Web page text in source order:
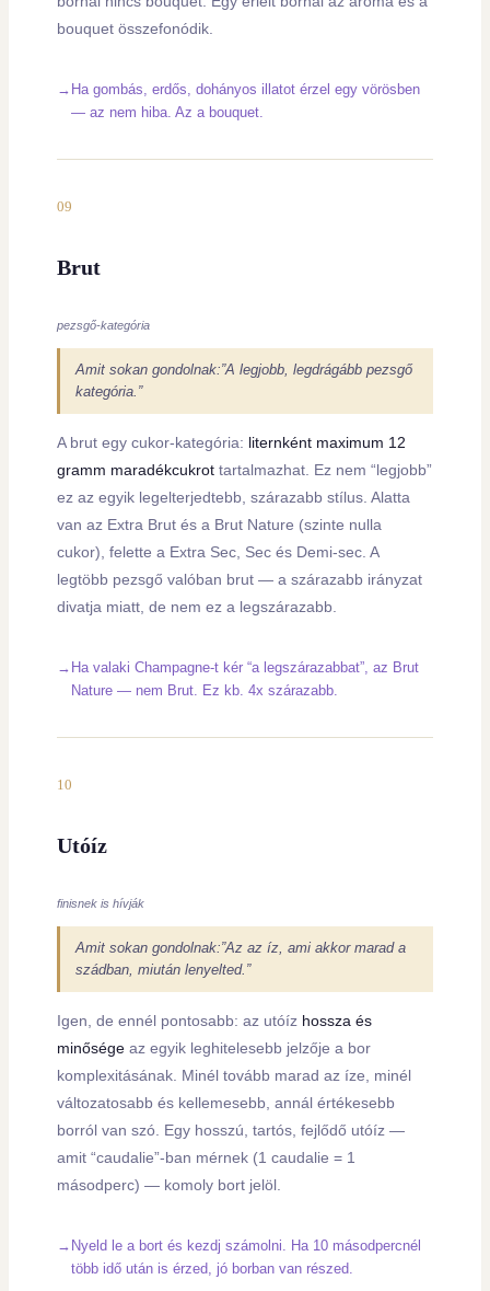
bouquet összefonódik.
Ha gombás, erdős, dohányos illatot érzel egy vörösben
— az nem hiba. Az a bouquet.
09
Brut
pezsgő-kategória
Amit sokan gondolnak:”A legjobb, legdrágább pezsgő
kategória.”
A brut egy cukor-kategória: liternként maximum 12
gramm maradékcukrot tartalmazhat. Ez nem “legjobb”
ez az egyik legelterjedtebb, szárazabb stílus. Alatta
van az Extra Brut és a Brut Nature (szinte nulla
cukor), felette a Extra Sec, Sec és Demi-sec. A
legtöbb pezsgő valóban brut — a szárazabb irányzat
divatja miatt, de nem ez a legszárazabb.
Ha valaki Champagne-t kér “a legszárazabbat”, az Brut
Nature — nem Brut. Ez kb. 4x szárazabb.
10
Utóíz
finisnek is hívják
Amit sokan gondolnak:”Az az íz, ami akkor marad a
szádban, miután lenyelted.”
Igen, de ennél pontosabb: az utóíz hossza és
minősége az egyik leghitelesebb jelzője a bor
komplexitásának. Minél tovább marad az íze, minél
változatosabb és kellemesebb, annál értékesebb
borról van szó. Egy hosszú, tartós, fejlődő utóíz —
amit “caudalie”-ban mérnek (1 caudalie = 1
másodperc) — komoly bort jelöl.
Nyeld le a bort és kezdj számolni. Ha 10 másodpercnél
több idő után is érzed, jó borban van részed.